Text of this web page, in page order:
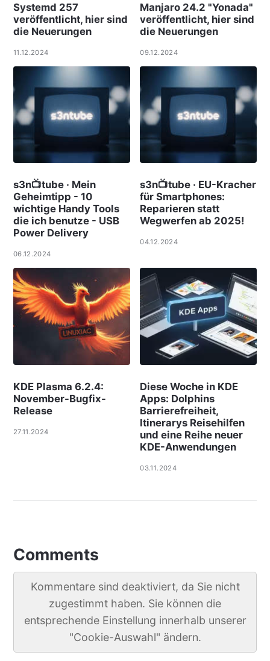
Systemd 257
veröffentlicht, hier sind
die Neuerungen
11.12.2024
Manjaro 24.2 "Yonada"
veröffentlicht, hier sind
die Neuerungen
09.12.2024
s3n📺tube · Mein
Geheimtipp - 10
wichtige Handy Tools
die ich benutze - USB
Power Delivery
06.12.2024
s3n📺tube · EU-Kracher
für Smartphones:
Reparieren statt
Wegwerfen ab 2025!
04.12.2024
KDE Plasma 6.2.4:
November-Bugfix-
Release
27.11.2024
Diese Woche in KDE
Apps: Dolphins
Barrierefreiheit,
Itinerarys Reisehilfen
und eine Reihe neuer
KDE-Anwendungen
03.11.2024
Comments
Kommentare sind deaktiviert, da Sie nicht
zugestimmt haben. Sie können die
entsprechende Einstellung innerhalb unserer
"Cookie-Auswahl" ändern.